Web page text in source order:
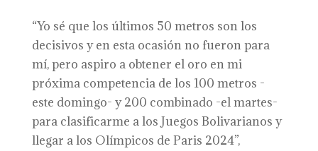
“Yo sé que los últimos 50 metros son los
decisivos y en esta ocasión no fueron para
mí, pero aspiro a obtener el oro en mi
próxima competencia de los 100 metros -
este domingo- y 200 combinado -el martes-
para clasificarme a los Juegos Bolivarianos y
llegar a los Olímpicos de Paris 2024”,